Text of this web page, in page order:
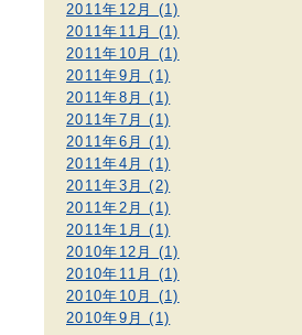
2011年12月 (1)
2011年11月 (1)
2011年10月 (1)
2011年9月 (1)
2011年8月 (1)
2011年7月 (1)
2011年6月 (1)
2011年4月 (1)
2011年3月 (2)
2011年2月 (1)
2011年1月 (1)
2010年12月 (1)
2010年11月 (1)
2010年10月 (1)
2010年9月 (1)